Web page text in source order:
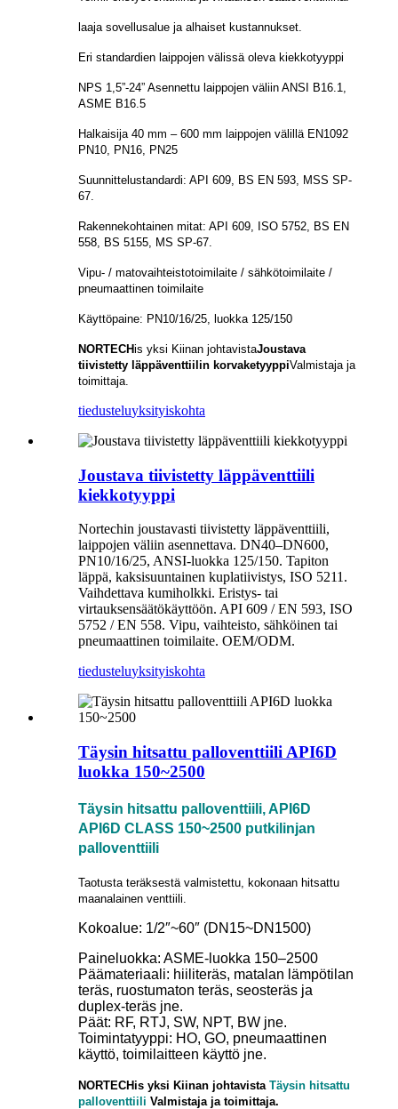
laaja sovellusalue ja alhaiset kustannukset.
Eri standardien laippojen välissä oleva kiekkotyyppi
NPS 1,5”-24” Asennettu laippojen väliin ANSI B16.1,
ASME B16.5
Halkaisija 40 mm – 600 mm laippojen välillä EN1092
PN10, PN16, PN25
Suunnittelustandardi: API 609, BS EN 593, MSS SP-
67.
Rakennekohtainen mitat: API 609, ISO 5752, BS EN
558, BS 5155, MS SP-67.
Vipu- / matovaihteistotoimilaite / sähkötoimilaite /
pneumaattinen toimilaite
Käyttöpaine: PN10/16/25, luokka 125/150
NORTECHis yksi Kiinan johtavistaJoustava
tiivistetty läppäventtiilin korvaketyyppiValmistaja ja
toimittaja.
tiedusteluyksityiskohta
Joustava tiivistetty läppäventtiili
kiekkotyyppi
Nortechin joustavasti tiivistetty läppäventtiili,
laippojen väliin asennettava. DN40–DN600,
PN10/16/25, ANSI-luokka 125/150. Tapiton
läppä, kaksisuuntainen kuplatiivistys, ISO 5211.
Vaihdettava kumiholkki. Eristys- tai
virtauksensäätökäyttöön. API 609 / EN 593, ISO
5752 / EN 558. Vipu, vaihteisto, sähköinen tai
pneumaattinen toimilaite. OEM/ODM.
tiedusteluyksityiskohta
Täysin hitsattu palloventtiili API6D
luokka 150~2500
Täysin hitsattu palloventtiili, API6D
API6D CLASS 150~2500 putkilinjan
palloventtiili
Taotusta teräksestä valmistettu, kokonaan hitsattu
maanalainen venttiili.
Kokoalue: 1/2″~60″ (DN15~DN1500)
Paineluokka: ASME-luokka 150–2500
Päämateriaali: hiiliteräs, matalan lämpötilan
teräs, ruostumaton teräs, seosteräs ja
duplex-teräs jne.
Päät: RF, RTJ, SW, NPT, BW jne.
Toimintatyyppi: HO, GO, pneumaattinen
käyttö, toimilaitteen käyttö jne.
NORTECHis yksi Kiinan johtavista Täysin hitsattu
palloventtiili Valmistaja ja toimittaja.